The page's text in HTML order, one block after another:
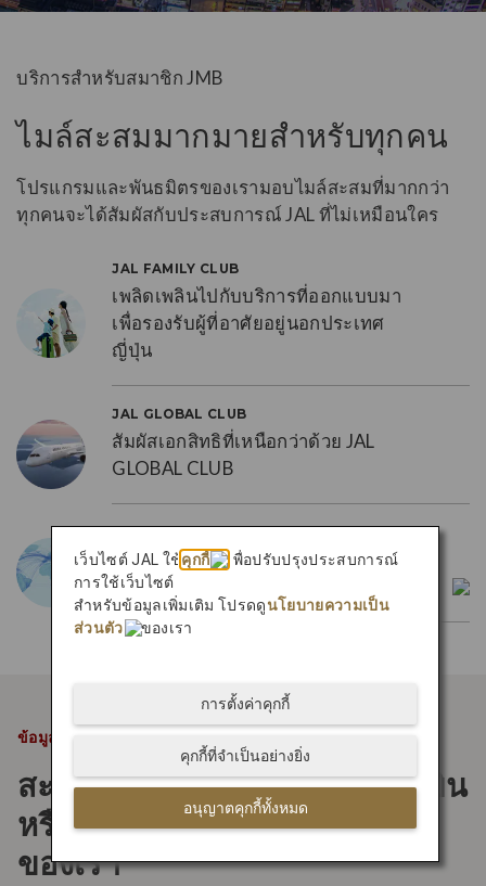
บริการสำหรับสมาชิก JMB
ไมล์สะสมมากมายสำหรับทุกคน
โปรแกรมและพันธมิตรของเรามอบไมล์สะสมที่มากกว่า
ทุกคนจะได้สัมผัสกับประสบการณ์ JAL ที่ไม่เหมือนใคร
JAL FAMILY CLUB
เพลิดเพลินไปกับบริการที่ออกแบบมา
เพื่อรองรับผู้ที่อาศัยอยู่นอกประเทศ
ญี่ปุ่น
JAL GLOBAL CLUB
สัมผัสเอกสิทธิที่เหนือกว่าด้วย JAL
GLOBAL CLUB
oneworld
Go further with our extended
network through
ข้อมูลที่แนะนำ
สะสมและแลกรางวัลเป็นเที่ยวบิน
หรือจากด้วยเครือข่ายพันธมิตร
ของเรา
เว็บไซต์ JAL ใช้ คุกกี้
เพื่อปรับปรุงประสบการณ์
การใช้เว็บไซต์
สำหรับข้อมูลเพิ่มเติม โปรดดูนโยบายความเป็น
ส่วนตัว
ของเรา
อนุญาตคุกกี้ทั้งหมด
คุกกี้ที่จำเป็นอย่างยิ่ง
การตั้งค่าคุกกี้